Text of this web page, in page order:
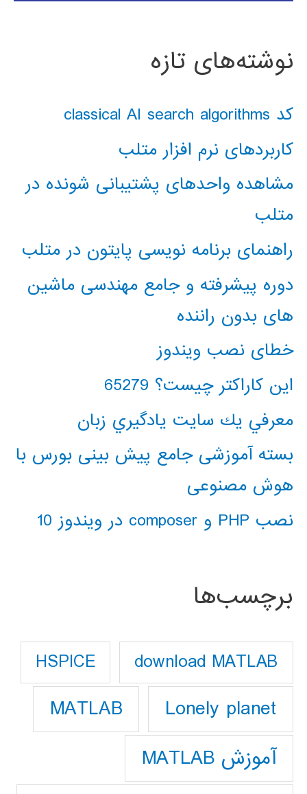
نوشته‌های تازه
کد classical AI search algorithms
کاربردهای نرم افزار متلب
مشاهده واحدهای پشتیبانی شونده در
متلب
راهنمای برنامه نویسی پایتون در متلب
دوره پیشرفته و جامع مهندسی ماشین
های بدون راننده
خطای نصب ویندوز
این کاراکتر چیست؟ 65279
معرفي يك سايت يادگيري زبان
بسته آموزشی جامع پیش بینی بورس با
هوش مصنوعی
نصب PHP و composer در ویندوز 10
برچسب‌ها
download MATLAB
HSPICE
Lonely planet
MATLAB
آموزش MATLAB